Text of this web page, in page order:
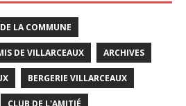
LA COMMUNE
DE VILLARCEAUX ARCHIVES
BERGERIE VILLARCEAUX
CLUB DE L'AMITIÉ